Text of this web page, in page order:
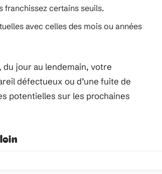
franchissez certains seuils.
avec celles des mois ou années
jour au lendemain, votre
défectueux ou d’une fuite de
potentielles sur les prochaines